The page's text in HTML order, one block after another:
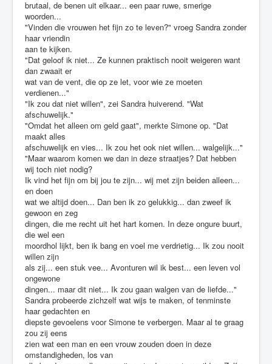
brutaal, de benen uit elkaar... een paar ruwe, smerige
woorden...
"Vinden die vrouwen het fijn zo te leven?" vroeg Sandra zonder
haar vriendin
aan te kijken.
"Dat geloof ik niet... Ze kunnen praktisch nooit weigeren want
dan zwaait er
wat van de vent, die op ze let, voor wie ze moeten
verdienen..."
"Ik zou dat niet willen", zei Sandra huiverend. "Wat
afschuwelijk."
"Omdat het alleen om geld gaat", merkte Simone op. "Dat
maakt alles
afschuwelijk en vies... Ik zou het ook niet willen... walgelijk..."
"Maar waarom komen we dan in deze straatjes? Dat hebben
wij toch niet nodig?
Ik vind het fijn om bij jou te zijn... wij met zijn beiden alleen...
en doen
wat we altijd doen... Dan ben ik zo gelukkig... dan zweef ik
gewoon en zeg
dingen, die me recht uit het hart komen. In deze ongure buurt,
die wel een
moordhol lijkt, ben ik bang en voel me verdrietig... Ik zou nooit
willen zijn
als zij... een stuk vee... Avonturen wil ik best... een leven vol
ongewone
dingen... maar dit niet... Ik zou gaan walgen van de liefde..."
Sandra probeerde zichzelf wat wijs te maken, of tenminste
haar gedachten en
diepste gevoelens voor Simone te verbergen. Maar al te graag
zou zij eens
zien wat een man en een vrouw zouden doen in deze
omstandigheden, los van